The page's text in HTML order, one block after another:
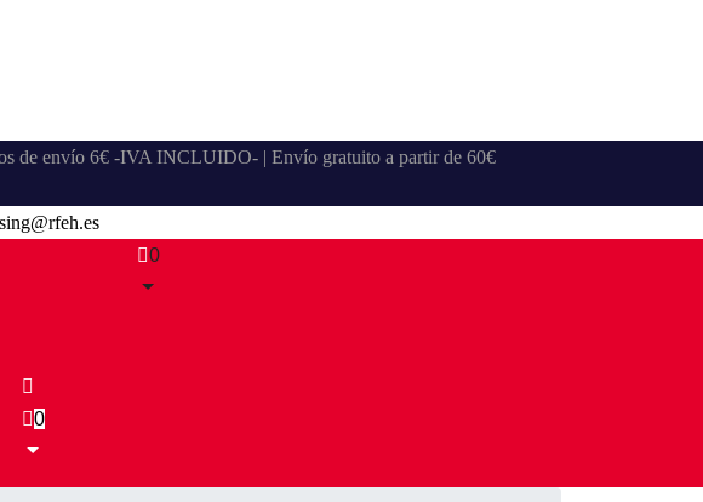
de envío 6€ -IVA INCLUIDO- | Envío gratuito a partir de 60€
0
0